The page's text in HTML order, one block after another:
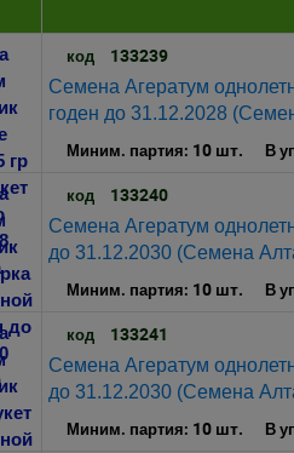
код 133239
Семена Агератум
годен до 31.12.2028
Миним. партия: 10 шт. В
код 133240
Семена Агератум
до 31.12.2030 (Семена
Миним. партия: 10 шт. В
код 133241
Семена Агератум
до 31.12.2030 (Семена
Миним. партия: 10 шт. В